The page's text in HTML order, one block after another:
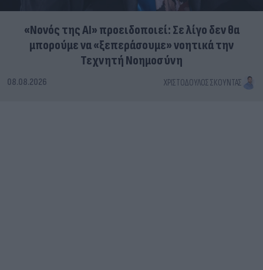
«Νονός της AI» προειδοποιεί: Σε λίγο δεν θα
μπορούμε να «ξεπεράσουμε» νοητικά την
Τεχνητή Νοημοσύνη
08.08.2026 ΧΡΙΣΤΌΔΟΥΛΟΣ ΣΚΟΎΝΤΑΣ